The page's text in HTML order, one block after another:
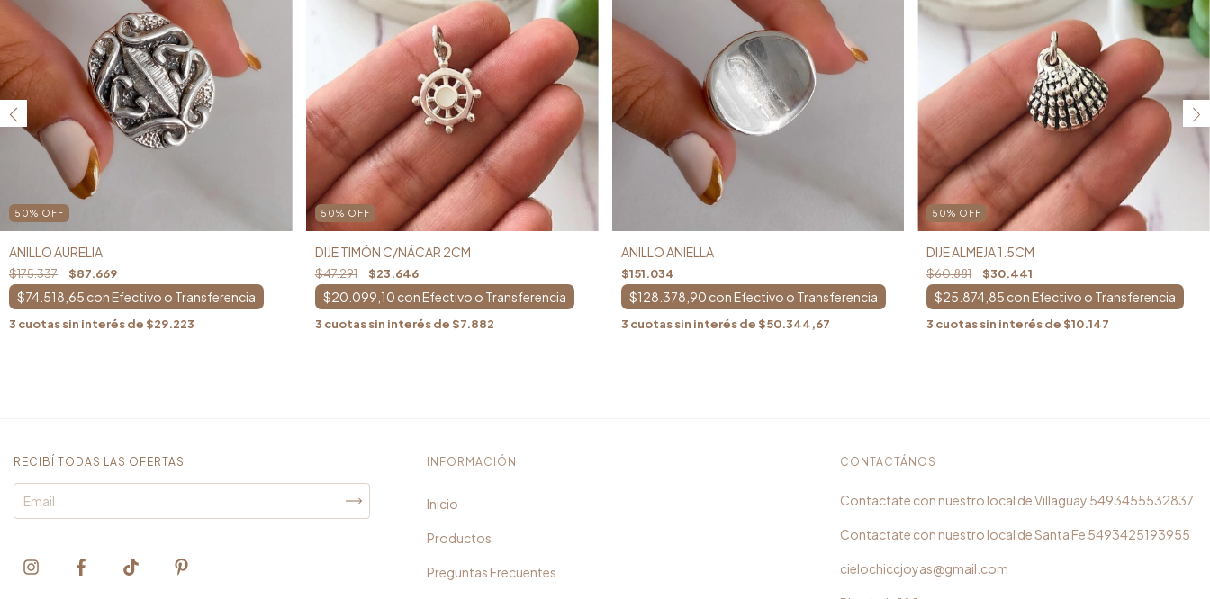
50% OFF
ANILLO AURELIA
$175.337 $87.669
$74.518,65 con
3 cuotas sin interés de$29.223
50% OFF
DIJE TIMÓN C/NÁCAR 2CM
$47.291 $23.646
$20.099,10 con
3 cuotas sin interés de$7.882
ANILLO ANIELLA
$151.034
$128.378,90 con
3 cuotas sin interés de$50.344,67
50% OFF
DIJE ALMEJA 1.5CM
$60.881 $30.441
$25.874,85 con
3 cuotas sin interés de$10.147
RECIBÍ TODAS LAS OFERTAS INFORMACIÓN
Inicio
Productos
Preguntas Frecuentes
CONTACTÁNOS
5493455532837
5493425193955
cielochiccjoyas@gmail.com